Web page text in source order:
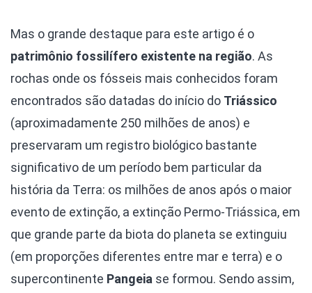
Mas o grande destaque para este artigo é o
patrimônio fossilífero existente na região. As
rochas onde os fósseis mais conhecidos foram
encontrados são datadas do início do Triássico
(aproximadamente 250 milhões de anos) e
preservaram um registro biológico bastante
significativo de um período bem particular da
história da Terra: os milhões de anos após o maior
evento de extinção, a extinção Permo-Triássica, em
que grande parte da biota do planeta se extinguiu
(em proporções diferentes entre mar e terra) e o
supercontinente Pangeia se formou. Sendo assim,